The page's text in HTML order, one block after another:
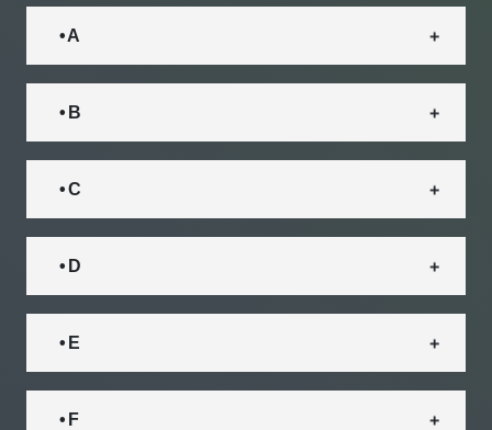
• A
• B
• C
• D
• E
• F